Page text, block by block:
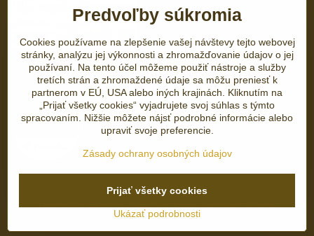
©2026Copyright
Predvoľby súkromiaZásady ochrany osobných údajov
Vytvorené pomocou:BiznisWeb.sk
Predvoľby súkromia
Cookies používame na zlepšenie vašej návštevy tejto webovej
stránky, analýzu jej výkonnosti a zhromažďovanie údajov o jej
používaní. Na tento účel môžeme použiť nástroje a služby
tretích strán a zhromaždené údaje sa môžu preniesť k
partnerom v EÚ, USA alebo iných krajinách. Kliknutím na
„Prijať všetky cookies“ vyjadrujete svoj súhlas s týmto
spracovaním. Nižšie môžete nájsť podrobné informácie alebo
upraviť svoje preferencie.
Zásady ochrany osobných údajov
Ukázať podrobnosti
Prijať všetky cookies